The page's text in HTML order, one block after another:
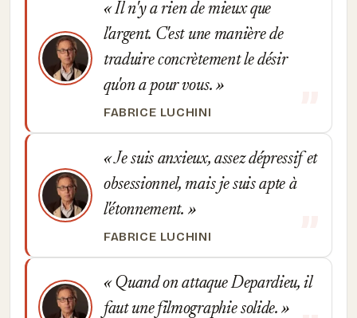
Il n'y a rien de mieux que
l'argent. C'est une manière de
traduire concrètement le désir
qu'on a pour vous.
FABRICE LUCHINI
Je suis anxieux, assez dépressif et
obsessionnel, mais je suis apte à
l'étonnement.
FABRICE LUCHINI
Quand on attaque Depardieu, il
faut une filmographie solide.